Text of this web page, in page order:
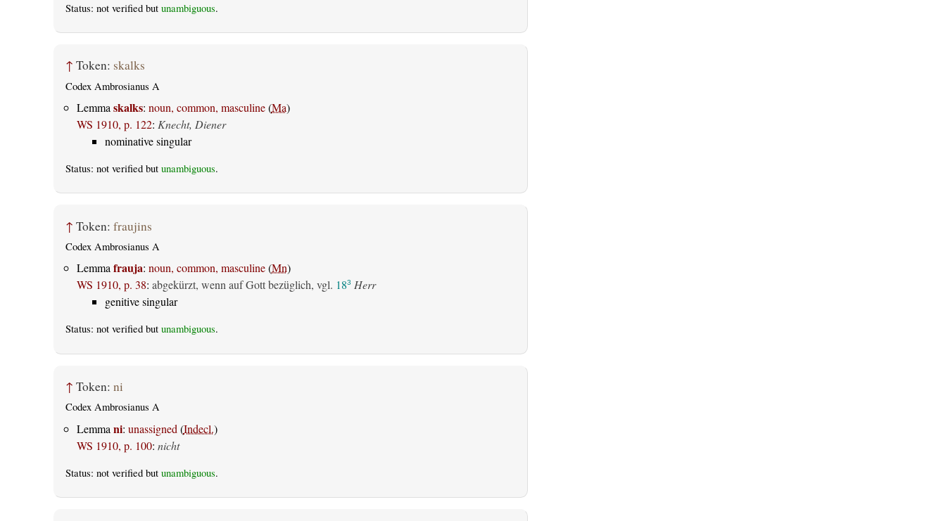
Status: not verified but unambiguous.
↑ Token: skalks
Codex Ambrosianus A
Lemma skalks: noun, common, masculine(Ma)
WS 1910, p. 122: Knecht, Diener
nominative singular
Status: not verified but unambiguous.
↑ Token: fraujins
Codex Ambrosianus A
Lemmafrauja: noun, common, masculine(Mn)
WS 1910, p. 38: abgekürzt, wenn auf Gott bezüglich, vgl. 183 Herr
genitive singular
Status: not verified but unambiguous.
↑ Token: ni
Codex Ambrosianus A
Lemma ni: unassigned (Indecl.)
WS 1910, p. 100: nicht
Status: not verified but unambiguous.